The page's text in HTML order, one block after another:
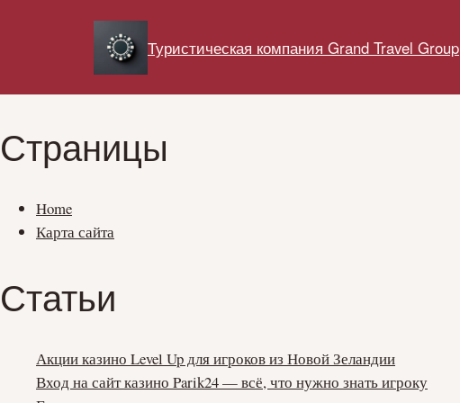
Туристическая компания Grand Travel Group
Страницы
Home
Карта сайта
Статьи
Акции казино Level Up для игроков из Новой Зеландии
Вход на сайт казино Parik24 — всё, что нужно знать игроку